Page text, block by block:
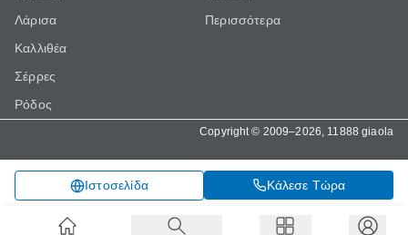
Ιστοσελίδα Κάλεσε Τώρα
Λάρισα
Καλλιθέα
Σέρρες
Ρόδος
Περισσότερα
Copyright © 2009–2026, 11888 giaola